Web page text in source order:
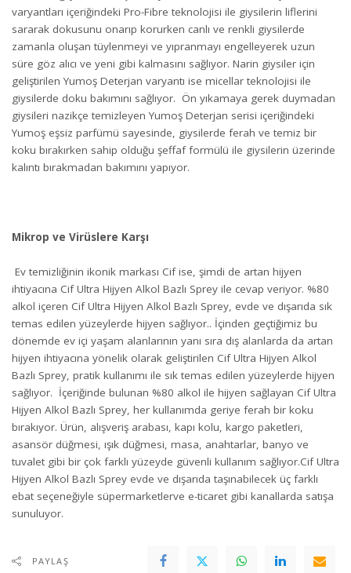
varyantları içeriğindeki Pro-Fibre teknolojisi ile giysilerin liflerini
sararak dokusunu onarıp korurken canlı ve renkli giysilerde
zamanla oluşan tüylenmeyi ve yıpranmayı engelleyerek uzun
süre göz alıcı ve yeni gibi kalmasını sağlıyor. Narin giysiler için
geliştirilen Yumoş Deterjan varyantı ise micellar teknolojisi ile
giysilerde doku bakımını sağlıyor. Ön yıkamaya gerek duymadan
giysileri nazikçe temizleyen Yumoş Deterjan serisi içeriğindeki
Yumoş eşsiz parfümü sayesinde, giysilerde ferah ve temiz bir
koku bırakırken sahip olduğu şeffaf formülü ile giysilerin üzerinde
kalıntı bırakmadan bakımını yapıyor.
Mikrop ve Virüslere Karşı
Ev temizliğinin ikonik markası Cif ise, şimdi de artan hijyen
ihtiyacına Cif Ultra Hijyen Alkol Bazlı Sprey ile cevap veriyor. %80
alkol içeren Cif Ultra Hijyen Alkol Bazlı Sprey, evde ve dışarıda sık
temas edilen yüzeylerde hijyen sağlıyor.. İçinden geçtiğimiz bu
dönemde ev içi yaşam alanlarının yanı sıra dış alanlarda da artan
hijyen ihtiyacına yönelik olarak geliştirilen Cif Ultra Hijyen Alkol
Bazlı Sprey, pratik kullanımı ile sık temas edilen yüzeylerde hijyen
sağlıyor. İçeriğinde bulunan %80 alkol ile hijyen sağlayan Cif Ultra
Hijyen Alkol Bazlı Sprey, her kullanımda geriye ferah bir koku
bırakıyor. Ürün, alışveriş arabası, kapı kolu, kargo paketleri,
asansör düğmesi, ışık düğmesi, masa, anahtarlar, banyo ve
tuvalet gibi bir çok farklı yüzeyde güvenli kullanım sağlıyor.Cif Ultra
Hijyen Alkol Bazlı Sprey evde ve dışarıda taşınabilecek üç farklı
ebat seçeneğiyle süpermarketlerve e-ticaret gibi kanallarda satışa
sunuluyor.
PAYLAŞ